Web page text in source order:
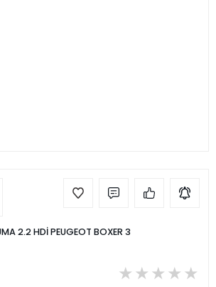
2.2 HDİ PEUGEOT BOXER 3